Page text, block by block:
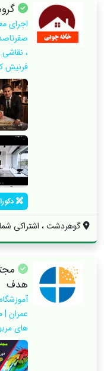
اجرای
،
فرنیش
گوهردشت ، اشتراکی
هدف
عمران
های